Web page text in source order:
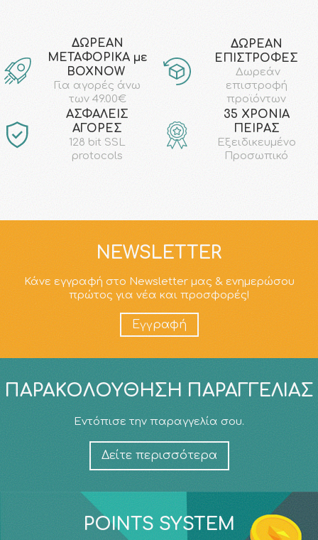
ΔΩΡΕΑΝ
ΜΕΤΑΦΟΡΙΚΑ με
ΒΟΧΝΟW
Για αγορές άνω
των 49.00€
ΔΩΡΕΑΝ
ΕΠΙΣΤΡΟΦΕΣ
Δωρεάν
επιστροφή
προϊόντων
AΣΦΑΛΕΙΣ
ΑΓΟΡΕΣ
128 bit SSL
protocols
35 ΧΡΟΝΙΑ
ΠΕΙΡΑΣ
Εξειδικευμένο
Προσωπικό
NEWSLETTER
Κάνε εγγραφή στο Newsletter μας & ενημερώσου
πρώτος για νέα και προσφορές!
Εγγραφή
ΠΑΡΑΚΟΛΟΎΘΗΣΗ ΠΑΡΑΓΓΕΛΊΑΣ
Εντόπισε την παραγγελία σου.
Δείτε περισσότερα
POINTS SYSTEM